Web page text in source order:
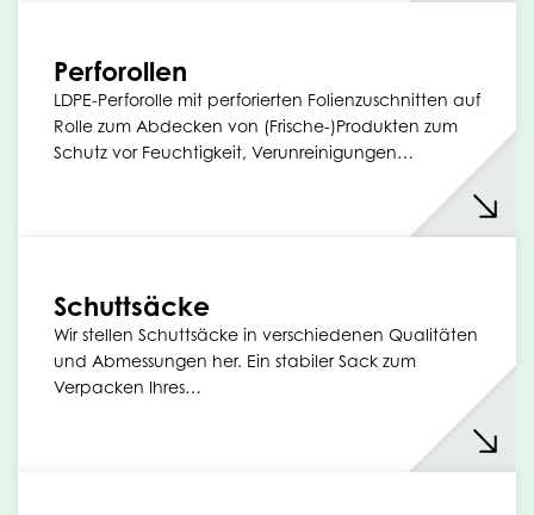
Perforollen
LDPE-Perforolle mit perforierten Folienzuschnitten auf
Rolle zum Abdecken von (Frische-)Produkten zum
Schutz vor Feuchtigkeit, Verunreinigungen…
Schuttsäcke
Wir stellen Schuttsäcke in verschiedenen Qualitäten
und Abmessungen her. Ein stabiler Sack zum
Verpacken Ihres…